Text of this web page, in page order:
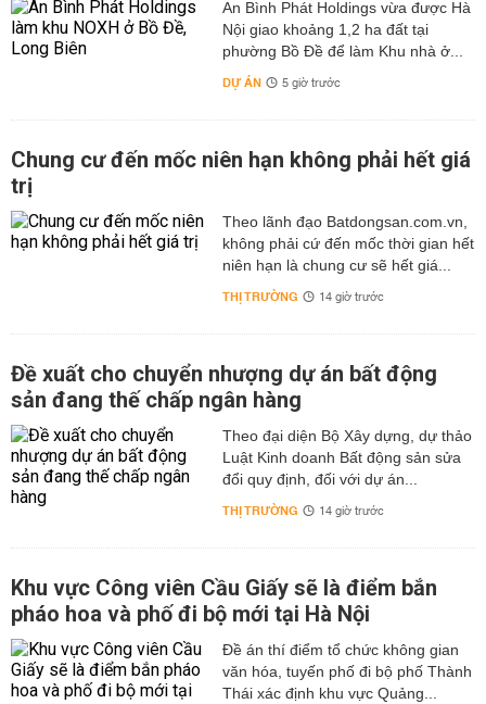
An Bình Phát Holdings vừa được Hà
Nội giao khoảng 1,2 ha đất tại
phường Bồ Đề để làm Khu nhà ở...
DỰ ÁN 5 giờ trước
Chung cư đến mốc niên hạn không phải hết giá
trị
Theo lãnh đạo Batdongsan.com.vn,
không phải cứ đến mốc thời gian hết
niên hạn là chung cư sẽ hết giá...
THỊ TRƯỜNG 14 giờ trước
Đề xuất cho chuyển nhượng dự án bất động
sản đang thế chấp ngân hàng
Theo đại diện Bộ Xây dựng, dự thảo
Luật Kinh doanh Bất động sản sửa
đổi quy định, đối với dự án...
THỊ TRƯỜNG 14 giờ trước
Khu vực Công viên Cầu Giấy sẽ là điểm bắn
pháo hoa và phố đi bộ mới tại Hà Nội
Đề án thí điểm tổ chức không gian
văn hóa, tuyến phố đi bộ phố Thành
Thái xác định khu vực Quảng...